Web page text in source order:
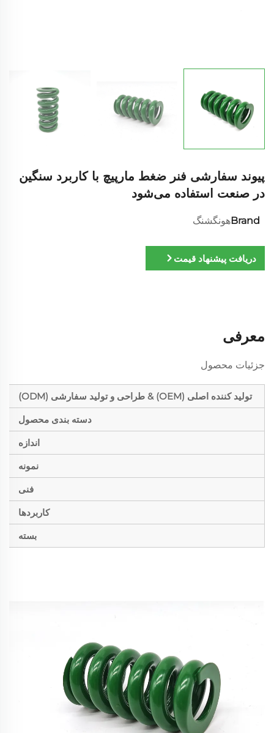
پیوند سفارشی فنر ضغط مارپیچ با کاربرد سنگین
در صنعت استفاده می‌شود
Brandهونگشنگ
دریافت پیشنهاد قیمت
معرفی
جزئیات محصول
تولید کننده اصلی (OEM) & طراحی و تولید سفارشی (ODM)
دسته بندی محصول
اندازه
نمونه
فنی
کاربردها
بسته